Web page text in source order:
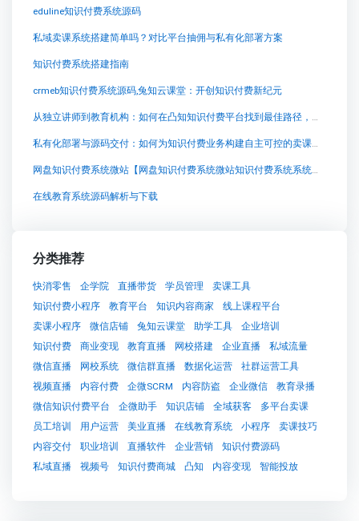
eduline知识付费系统源码
私域卖课系统搭建简单吗？对比平台抽佣与私有化部署方案
知识付费系统搭建指南
crmeb知识付费系统源码,兔知云课堂：开创知识付费新纪元
从独立讲师到教育机构：如何在凸知知识付费平台找到最佳路径，实现高效卖课
私有化部署与源码交付：如何为知识付费业务构建自主可控的卖课平台
网盘知识付费系统微站【网盘知识付费系统微站知识付费系统系统怎么制作，知识付费系统搭建使用教程】
在线教育系统源码解析与下载
分类推荐
快消零售 企学院 直播带货 学员管理
卖课工具
知识付费小程序
教育平台 知识内容商家
线上课程平台
卖课小程序
微信店铺 兔知云课堂 助学工具
企业培训
知识付费
商业变现 教育直播 网校搭建 企业直播
私域流量
微信直播
网校系统 微信群直播 数据化运营
社群运营工具
视频直播
内容付费 企微SCRM 内容防盗 企业微信
教育录播
微信知识付费平台
企微助手 知识店铺 全域获客
多平台卖课
员工培训
用户运营 美业直播 在线教育系统 小程序
卖课技巧
内容交付
职业培训 直播软件 企业营销
知识付费源码
私域直播
视频号 知识付费商城 凸知 内容变现 智能投放